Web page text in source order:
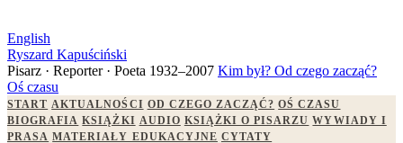
English
Ryszard Kapuściński
Pisarz · Reporter · Poeta 1932–2007 Kim był? Od czego zacząć?
Oś czasu
START AKTUALNOŚCI OD CZEGO ZACZĄĆ? OŚ CZASU
BIOGRAFIA KSIĄŻKI AUDIO KSIĄŻKI O PISARZU WYWIADY I
PRASA MATERIAŁY EDUKACYJNE CYTATY